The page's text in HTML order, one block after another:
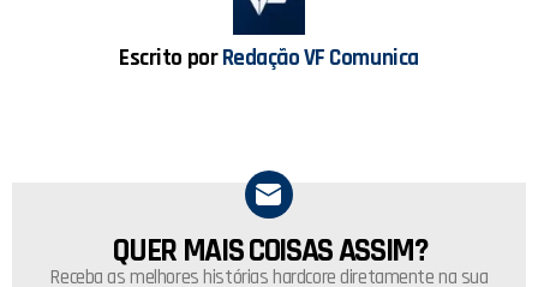
pEscrito porRedação VF Comunica
NEWSLETTER
QUER MAIS COISAS ASSIM?
Receba as melhores histórias hardcore diretamente na sua